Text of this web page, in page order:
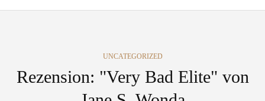
CATEGORIES
UNCATEGORIZED
Rezension: "Very Bad Elite" von